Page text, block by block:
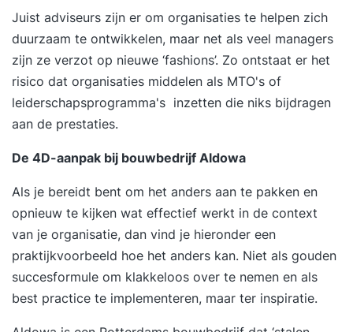
resultaten. Je sluit de training af met een
persoonlijke eindevaluatie en een concreet
actieplan voor de periode daarna. Stap 3. Een
jaar lang toegang tot het Online Learning
Platform Vanaf de eerste trainingsdag krijg je
toegang tot het YEARTH Online Learning
Platform. Hier vind je verdiepende artikelen,
opdrachten en tools om het geleerde direct toe
uitkomt via de YEARTH app, je tablet of
computer. Zo haal je het maximale resultaat uit je
training en pas je het geleerde duurzaam toe in je
dagelijkse praktijk. Over je trainer De training
wordt verzorgd door een ervaren trainer met
ruime praktijkervaring. Onze trainers combineren
kennis, analytisch vermogen en een scherp
Juist adviseurs zijn er om organisaties te helpen zich
duurzaam te ontwikkelen, maar net als veel managers
zijn ze verzot op nieuwe ‘fashions’. Zo ontstaat er het
risico dat organisaties middelen als MTO's of
leiderschapsprogramma's inzetten die niks bijdragen
aan de prestaties.
De 4D-aanpak bij bouwbedrijf Aldowa
Als je bereidt bent om het anders aan te pakken en
opnieuw te kijken wat effectief werkt in de context
van je organisatie, dan vind je hieronder een
praktijkvoorbeeld hoe het anders kan. Niet als gouden
succesformule om klakkeloos over te nemen en als
best practice te implementeren, maar ter inspiratie.